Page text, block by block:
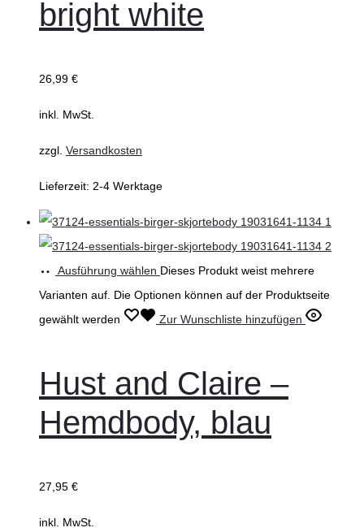
bright white
26,99 €
inkl. MwSt.
zzgl. Versandkosten
Lieferzeit: 2-4 Werktage
Ausführung wählen Dieses Produkt weist mehrere
Varianten auf. Die Optionen können auf der Produktseite
gewählt werden
Zur Wunschliste hinzufügen
Hust and Claire –
Hemdbody, blau
27,95 €
inkl. MwSt.